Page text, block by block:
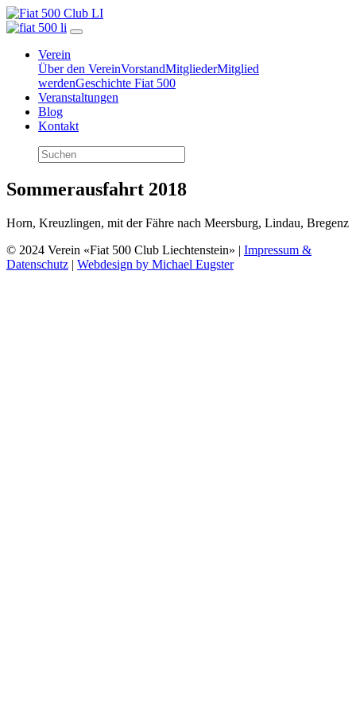
Verein
Über den VereinVorstandMitgliederMitglied
werdenGeschichte Fiat 500
Veranstaltungen
Blog
Kontakt
Sommerausfahrt 2018
Horn, Kreuzlingen, mit der Fähre nach Meersburg, Lindau, Bregenz
© 2024 Verein «Fiat 500 Club Liechtenstein» | Impressum &
Datenschutz | Webdesign by Michael Eugster